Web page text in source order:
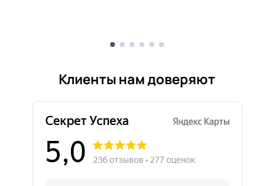
Клиенты нам доверяют